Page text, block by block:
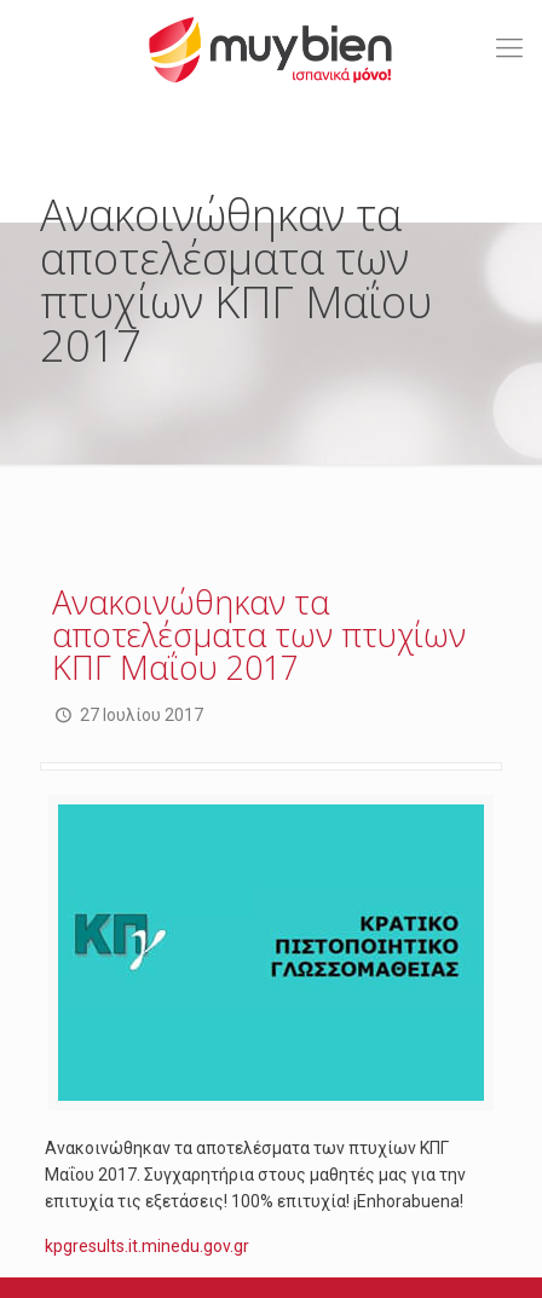
Ανακοινώθηκαν τα
αποτελέσματα των
πτυχίων ΚΠΓ Μαΐου
2017
Ανακοινώθηκαν τα
αποτελέσματα των πτυχίων
ΚΠΓ Μαΐου 2017
27 Ιουλίου 2017
Ανακοινώθηκαν τα αποτελέσματα των πτυχίων ΚΠΓ
Μαΐου 2017. Συγχαρητήρια στους μαθητές μας για την
επιτυχία τις εξετάσεις! 100% επιτυχία! ¡Enhorabuena!
kpgresults.it.minedu.gov.gr